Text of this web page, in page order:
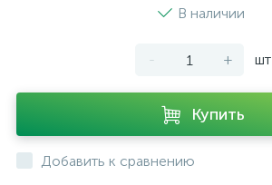
В наличии
- + шт
Купить
Добавить к сравнению